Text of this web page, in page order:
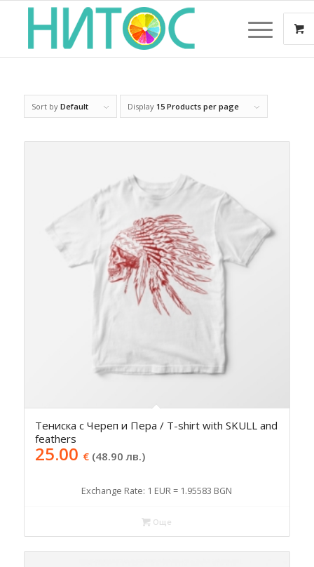
Sort by Default Display 15 Products per page
Тениска с Череп и Пера / T-shirt with SKULL and
feathers
25.00 €(48.90 лв.)
Exchange Rate: 1 EUR = 1.95583 BGN
Още